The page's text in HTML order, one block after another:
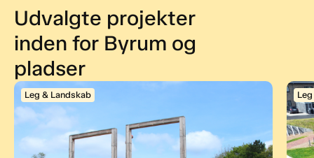
Udvalgte projekter
inden for Byrum og
pladser
Leg & Landskab